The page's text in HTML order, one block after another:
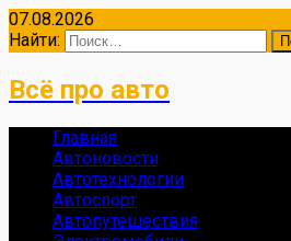
07.08.2026
Найти:
Всё про авто
Главная
Автоновости
Автотехнологии
Автоспорт
Автопутешествия